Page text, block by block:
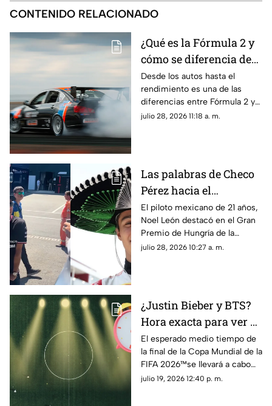
CONTENIDO RELACIONADO
¿Qué es la Fórmula 2 y
cómo se diferencia de
la F1? Esto es lo que
debes saber sobre el
Gran Premio de
Hungría 2026
Desde los autos hasta el
rendimiento es una de las
diferencias entre Fórmula 2 y
la F1; aquí te contamos más
julio 28, 2026 11:18 a. m.
Las palabras de Checo
Pérez hacia el
mexicano Noel León
tras el triunfo en el
Gran Premio de
Hungría
El piloto mexicano de 21 años,
Noel León destacó en el Gran
Premio de Hungría de la
Fórmula 2 y Checo Pérez le
julio 28, 2026 10:27 a. m.
¿Justin Bieber y BTS?
Hora exacta para ver el
medio tiempo en la
final de la Copa
Mundial de la FIFA
2026™️ en México
El esperado medio tiempo de
la final de la Copa Mundial de la
FIFA 2026™️se llevará a cabo
hoy 19 de julio; aquí te
julio 19, 2026 12:40 p. m.